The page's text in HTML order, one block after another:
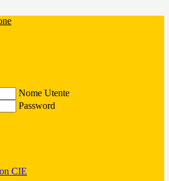
Nome Utente
Password
CIE